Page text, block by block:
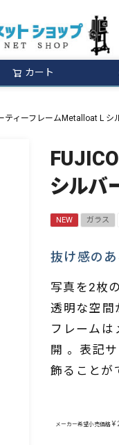
カート
ティーフレームMetalloat L シ
シルバ
NEW ガラス
抜け感の
写真を2枚
透明な空間
フレーム
開 。表記
飾ることが
メーカー希望小売価格 ¥